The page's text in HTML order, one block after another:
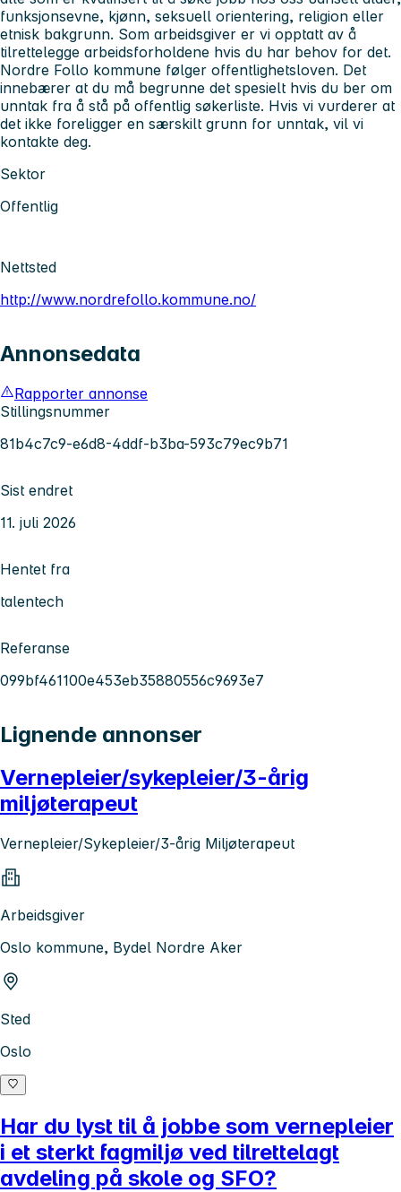
funksjonsevne, kjønn, seksuell orientering, religion eller
etnisk bakgrunn. Som arbeidsgiver er vi opptatt av å
tilrettelegge arbeidsforholdene hvis du har behov for det.
Nordre Follo kommune følger offentlighetsloven. Det
innebærer at du må begrunne det spesielt hvis du ber om
unntak fra å stå på offentlig søkerliste. Hvis vi vurderer at
det ikke foreligger en særskilt grunn for unntak, vil vi
kontakte deg.
Sektor
Offentlig
Nettsted
http://www.nordrefollo.kommune.no/
Annonsedata
Rapporter annonse
Stillingsnummer
81b4c7c9-e6d8-4ddf-b3ba-593c79ec9b71
Sist endret
11. juli 2026
Hentet fra
talentech
Referanse
099bf461100e453eb35880556c9693e7
Lignende annonser
Vernepleier/sykepleier/3-årig
miljøterapeut
Vernepleier/Sykepleier/3-årig Miljøterapeut
Arbeidsgiver
Oslo kommune, Bydel Nordre Aker
Sted
Oslo
Har du lyst til å jobbe som vernepleier
i et sterkt fagmiljø ved tilrettelagt
avdeling på skole og SFO?